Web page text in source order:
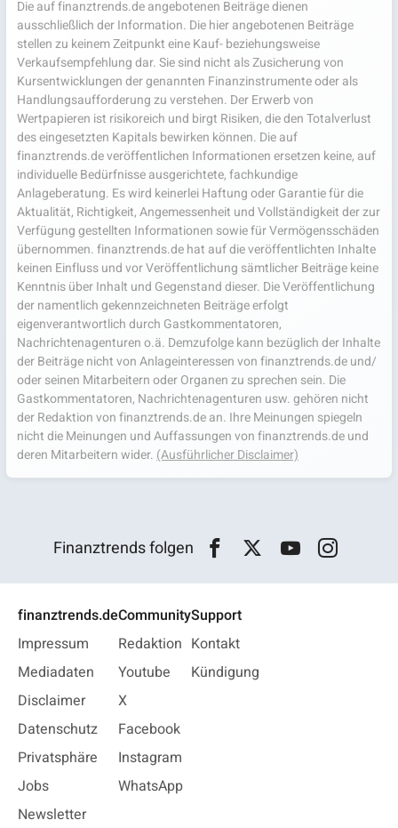
Die auf finanztrends.de angebotenen Beiträge dienen
ausschließlich der Information. Die hier angebotenen Beiträge
stellen zu keinem Zeitpunkt eine Kauf- beziehungsweise
Verkaufsempfehlung dar. Sie sind nicht als Zusicherung von
Kursentwicklungen der genannten Finanzinstrumente oder als
Handlungsaufforderung zu verstehen. Der Erwerb von
Wertpapieren ist risikoreich und birgt Risiken, die den Totalverlust
des eingesetzten Kapitals bewirken können. Die auf
finanztrends.de veröffentlichen Informationen ersetzen keine, auf
individuelle Bedürfnisse ausgerichtete, fachkundige
Anlageberatung. Es wird keinerlei Haftung oder Garantie für die
Aktualität, Richtigkeit, Angemessenheit und Vollständigkeit der zur
Verfügung gestellten Informationen sowie für Vermögensschäden
übernommen. finanztrends.de hat auf die veröffentlichten Inhalte
keinen Einfluss und vor Veröffentlichung sämtlicher Beiträge keine
Kenntnis über Inhalt und Gegenstand dieser. Die Veröffentlichung
der namentlich gekennzeichneten Beiträge erfolgt
eigenverantwortlich durch Gastkommentatoren,
Nachrichtenagenturen o.ä. Demzufolge kann bezüglich der Inhalte
der Beiträge nicht von Anlageinteressen von finanztrends.de und/
oder seinen Mitarbeitern oder Organen zu sprechen sein. Die
Gastkommentatoren, Nachrichtenagenturen usw. gehören nicht
der Redaktion von finanztrends.de an. Ihre Meinungen spiegeln
nicht die Meinungen und Auffassungen von finanztrends.de und
deren Mitarbeitern wider. (Ausführlicher Disclaimer)
Finanztrends folgen
finanztrends.de
Impressum
Mediadaten
Disclaimer
Datenschutz
Privatsphäre
Jobs
Newsletter
Community
Redaktion
Youtube
X
Facebook
Instagram
WhatsApp
Support
Kontakt
Kündigung